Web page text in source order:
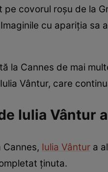
covorul roșu de la
cu apariția sa
la Cannes de mai
Vântur, care
Iulia Vântur
Cannes, Iulia Vântur a
ținuta.